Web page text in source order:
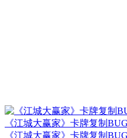
《江城大赢家》卡牌复制
《江城大赢家》卡牌复制